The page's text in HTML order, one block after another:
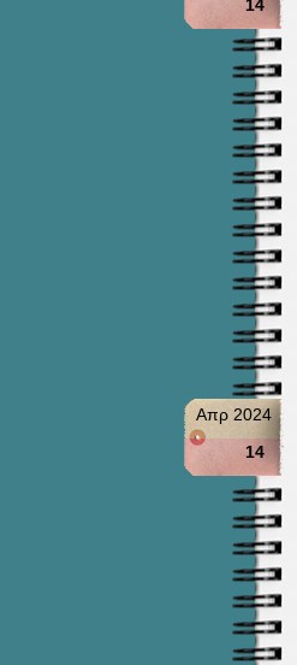
14
Απρ 2024
14